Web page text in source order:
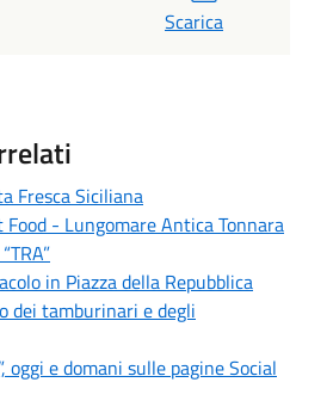
Scarica
Fresca Siciliana
- Lungomare Antica Tonnara
in Piazza della Repubblica
dei tamburinari e degli
oggi e domani sulle pagine Social